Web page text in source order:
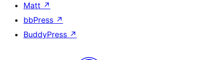
Matt ↗
bbPress ↗
BuddyPress ↗